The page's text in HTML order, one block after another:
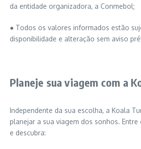
da entidade organizadora, a Conmebol;
● Todos os valores informados estão
disponibilidade e alteração sem aviso
Planeje sua viagem com a
Independente da sua escolha, a Koala
planejar a sua viagem dos sonhos.
e descubra: